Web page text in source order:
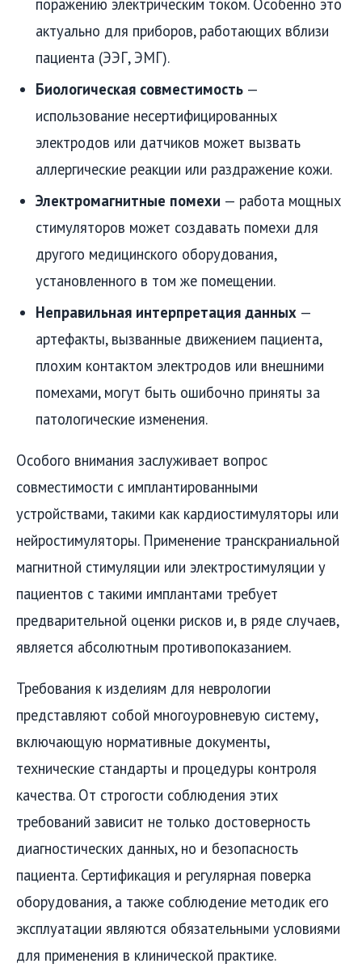
поражению электрическим током. Особенно это
актуально для приборов, работающих вблизи
пациента (ЭЭГ, ЭМГ).
Биологическая совместимость —
использование несертифицированных
электродов или датчиков может вызвать
аллергические реакции или раздражение кожи.
Электромагнитные помехи — работа мощных
стимуляторов может создавать помехи для
другого медицинского оборудования,
установленного в том же помещении.
Неправильная интерпретация данных —
артефакты, вызванные движением пациента,
плохим контактом электродов или внешними
помехами, могут быть ошибочно приняты за
патологические изменения.
Особого внимания заслуживает вопрос
совместимости с имплантированными
устройствами, такими как кардиостимуляторы или
нейростимуляторы. Применение транскраниальной
магнитной стимуляции или электростимуляции у
пациентов с такими имплантами требует
предварительной оценки рисков и, в ряде случаев,
является абсолютным противопоказанием.
Требования к изделиям для неврологии
представляют собой многоуровневую систему,
включающую нормативные документы,
технические стандарты и процедуры контроля
качества. От строгости соблюдения этих
требований зависит не только достоверность
диагностических данных, но и безопасность
пациента. Сертификация и регулярная поверка
оборудования, а также соблюдение методик его
эксплуатации являются обязательными условиями
для применения в клинической практике.